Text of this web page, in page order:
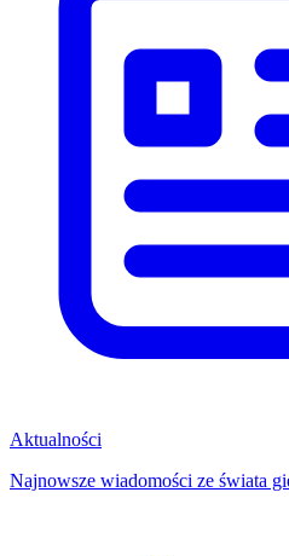
Aktualności
Najnowsze wiadomości ze świata